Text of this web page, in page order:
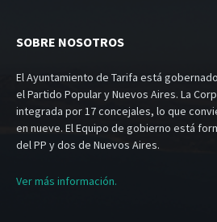
SOBRE NOSOTROS
El Ayuntamiento de Tarifa está
el Partido Popular y Nuevos Aires. La
integrada por 17 concejales, lo que
en nueve. El Equipo de gobierno está
del PP y dos de Nuevos Aires.
Ver más información.